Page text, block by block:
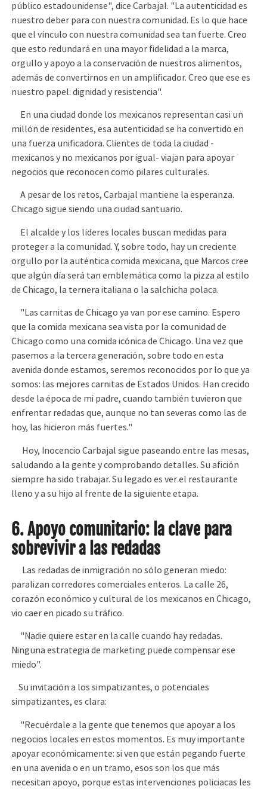
público estadounidense", dice Carbajal. "La autenticidad es
nuestro deber para con nuestra comunidad. Es lo que hace
que el vínculo con nuestra comunidad sea tan fuerte. Creo
que esto redundará en una mayor fidelidad a la marca,
orgullo y apoyo a la conservación de nuestros alimentos,
además de convertirnos en un amplificador. Creo que ese es
nuestro papel: dignidad y resistencia".
En una ciudad donde los mexicanos representan casi un
millón de residentes, esa autenticidad se ha convertido en
una fuerza unificadora. Clientes de toda la ciudad -
mexicanos y no mexicanos por igual- viajan para apoyar
negocios que reconocen como pilares culturales.
A pesar de los retos, Carbajal mantiene la esperanza.
Chicago sigue siendo una ciudad santuario.
El alcalde y los líderes locales buscan medidas para
proteger a la comunidad. Y, sobre todo, hay un creciente
orgullo por la auténtica comida mexicana, que Marcos cree
que algún día será tan emblemática como la pizza al estilo
de Chicago, la ternera italiana o la salchicha polaca.
"Las carnitas de Chicago ya van por ese camino. Espero
que la comida mexicana sea vista por la comunidad de
Chicago como una comida icónica de Chicago. Una vez que
pasemos a la tercera generación, sobre todo en esta
avenida donde estamos, seremos reconocidos por lo que ya
somos: las mejores carnitas de Estados Unidos. Han crecido
desde la época de mi padre, cuando también tuvieron que
enfrentar redadas que, aunque no tan severas como las de
hoy, las hicieron más fuertes."
Hoy, Inocencio Carbajal sigue paseando entre las mesas,
saludando a la gente y comprobando detalles. Su afición
siempre ha sido trabajar. Su legado es ver el restaurante
lleno y a su hijo al frente de la siguiente etapa.
6. Apoyo comunitario: la clave para
sobrevivir a las redadas
Las redadas de inmigración no sólo generan miedo:
paralizan corredores comerciales enteros. La calle 26,
corazón económico y cultural de los mexicanos en Chicago,
vio caer en picado su tráfico.
"Nadie quiere estar en la calle cuando hay redadas.
Ninguna estrategia de marketing puede compensar ese
miedo".
Su invitación a los simpatizantes, o potenciales
simpatizantes, es clara:
"Recuérdale a la gente que tenemos que apoyar a los
negocios locales en estos momentos. Es muy importante
apoyar económicamente: si ven que están pegando fuerte
en una avenida o en un tramo, esos son los que más
necesitan apoyo, porque estas intervenciones policiacas les